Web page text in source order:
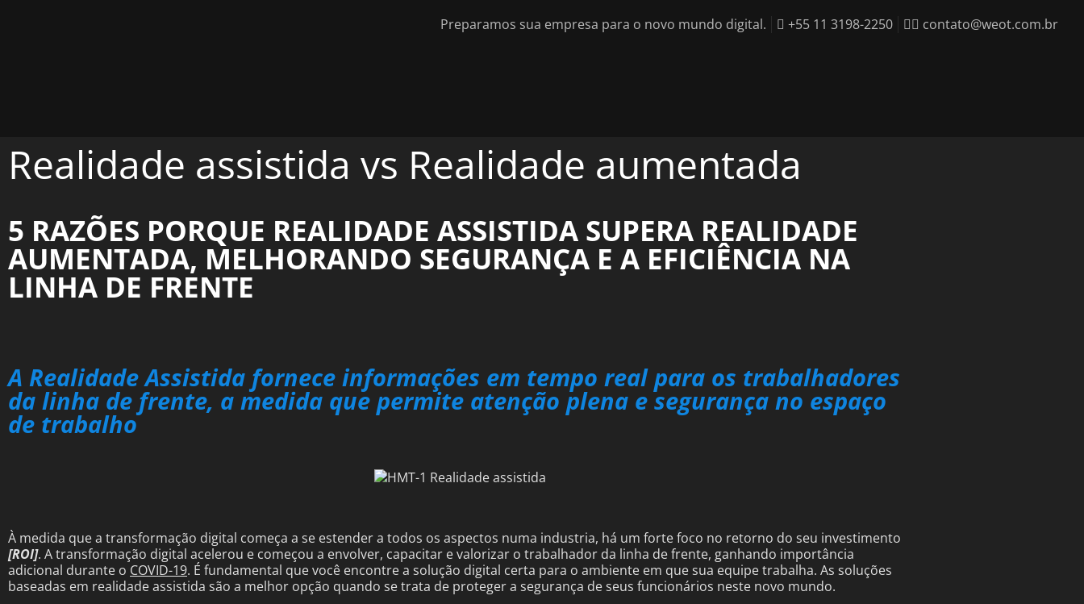
Preparamos sua empresa para o novo mundo digital. +55 11 3198-2250 contato@weot.com.br
Realidade assistida vs Realidade aumentada
5 RAZÕES PORQUE REALIDADE ASSISTIDA SUPERA REALIDADE
AUMENTADA, MELHORANDO SEGURANÇA E A EFICIÊNCIA NA
LINHA DE FRENTE
A Realidade Assistida fornece informações em tempo real para os trabalhadores
da linha de frente, a medida que permite atenção plena e segurança no espaço
de trabalho
À medida que a transformação digital começa a se estender a todos os aspectos numa industria, há um forte foco no retorno do seu investimento
[ROI]. A transformação digital acelerou e começou a envolver, capacitar e valorizar o trabalhador da linha de frente, ganhando importância
adicional durante o COVID-19. É fundamental que você encontre a solução digital certa para o ambiente em que sua equipe trabalha. As soluções
baseadas em realidade assistida são a melhor opção quando se trata de proteger a segurança de seus funcionários neste novo mundo.